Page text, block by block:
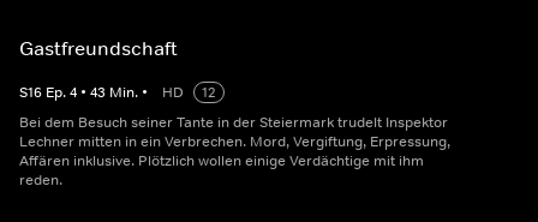
Gastfreundschaft
S16 Ep.4 • 43 Min. • HD
12
Bei dem Besuch seiner Tante in der Steiermark trudelt Inspektor
Lechner mitten in ein Verbrechen. Mord, Vergiftung, Erpressung,
Affären inklusive. Plötzlich wollen einige Verdächtige mit ihm
reden.